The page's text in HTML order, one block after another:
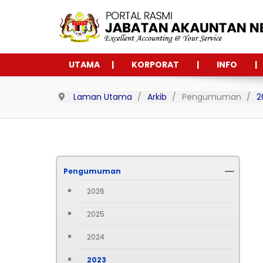
UTAMA KORPORAT INFO
Laman Utama Arkib Pengumuman
Pengumuman
2026
2025
2024
2023